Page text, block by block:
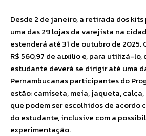
Desde 2 de janeiro, a retirada dos
uma das 29 lojas da varejista na
estenderá até 31 de outubro de 2025.
R$ 560,97 de auxílio e, para utilizá-lo,
estudante deverá se dirigir até uma
Pernambucanas participantes do
estão: camiseta, meia, jaqueta,
que podem ser escolhidos de acordo
do estudante, inclusive com a
experimentação.